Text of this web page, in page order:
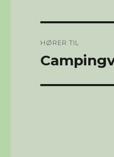
HØRER TIL